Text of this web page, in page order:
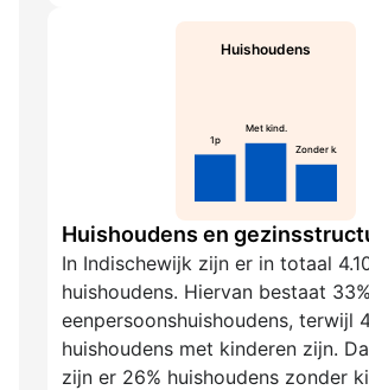
Huishoudens
1p
Met kind.
Zonder k.
Huishoudens en
In Indischewijk zijn er in totaal
huishoudens. Hiervan bestaat
eenpersoonshuishoudens, terwijl
huishoudens met kinderen zijn.
zijn er 26% huishoudens zonder